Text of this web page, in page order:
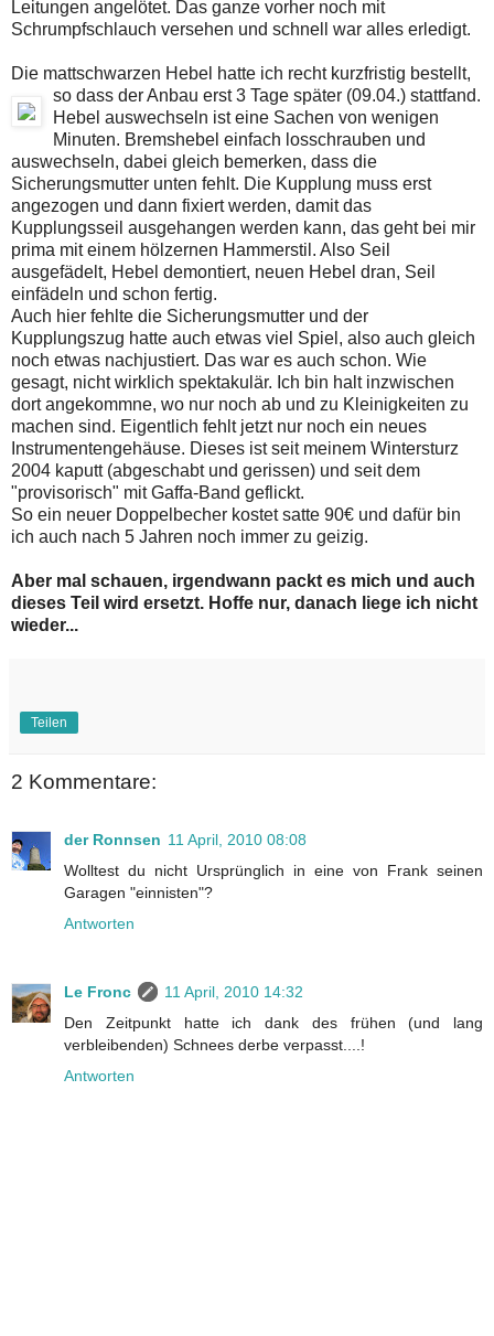
Leitungen angelötet. Das ganze vorher noch mit
Schrumpfschlauch versehen und schnell war alles erledigt.
Die mattschwarzen Hebel hatte ich recht kurzfristig bestellt,
so dass der Anbau erst 3 Tage später (09.04.) stattfand.
Hebel auswechseln ist eine Sachen von wenigen
Minuten. Bremshebel einfach losschrauben und
auswechseln, dabei gleich bemerken, dass die
Sicherungsmutter unten fehlt. Die Kupplung muss erst
angezogen und dann fixiert werden, damit das
Kupplungsseil ausgehangen werden kann, das geht bei mir
prima mit einem hölzernen Hammerstil. Also Seil
ausgefädelt, Hebel demontiert, neuen Hebel dran, Seil
einfädeln und schon fertig.
Auch hier fehlte die Sicherungsmutter und der
Kupplungszug hatte auch etwas viel Spiel, also auch gleich
noch etwas nachjustiert. Das war es auch schon. Wie
gesagt, nicht wirklich spektakulär. Ich bin halt inzwischen
dort angekommne, wo nur noch ab und zu Kleinigkeiten zu
machen sind. Eigentlich fehlt jetzt nur noch ein neues
Instrumentengehäuse. Dieses ist seit meinem Wintersturz
2004 kaputt (abgeschabt und gerissen) und seit dem
"provisorisch" mit Gaffa-Band geflickt.
So ein neuer Doppelbecher kostet satte 90€ und dafür bin
ich auch nach 5 Jahren noch immer zu geizig.
Aber mal schauen, irgendwann packt es mich und auch
dieses Teil wird ersetzt. Hoffe nur, danach liege ich nicht
wieder...
Teilen
2 Kommentare:
der Ronnsen 11 April, 2010 08:08
Wolltest du nicht Ursprünglich in eine von Frank seinen
Garagen "einnisten"?
Antworten
Le Fronc
11 April, 2010 14:32
Den Zeitpunkt hatte ich dank des frühen (und lang
verbleibenden) Schnees derbe verpasst....!
Antworten